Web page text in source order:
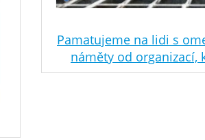
Pamatujeme na lidi s
náměty od organizací,